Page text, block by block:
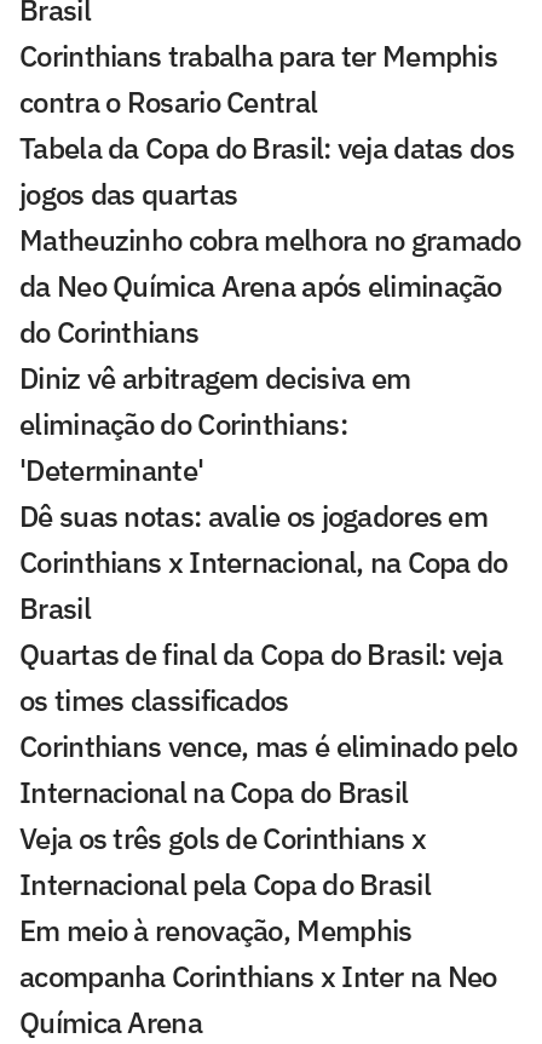
Brasil
Corinthians trabalha para ter Memphis
contra o Rosario Central
Tabela da Copa do Brasil: veja datas dos
jogos das quartas
Matheuzinho cobra melhora no gramado
da Neo Química Arena após eliminação
do Corinthians
Diniz vê arbitragem decisiva em
eliminação do Corinthians:
'Determinante'
Dê suas notas: avalie os jogadores em
Corinthians x Internacional, na Copa do
Brasil
Quartas de final da Copa do Brasil: veja
os times classificados
Corinthians vence, mas é eliminado pelo
Internacional na Copa do Brasil
Veja os três gols de Corinthians x
Internacional pela Copa do Brasil
Em meio à renovação, Memphis
acompanha Corinthians x Inter na Neo
Química Arena